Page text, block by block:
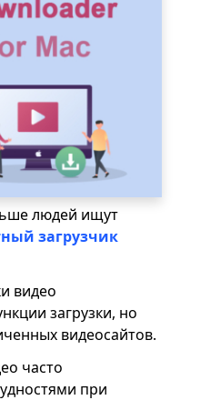
людей ищут
загрузчик
видео
загрузки, но
видеосайтов.
часто
при